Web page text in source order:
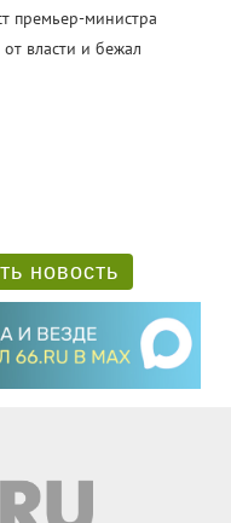
премьер-министра
власти и бежал
новость